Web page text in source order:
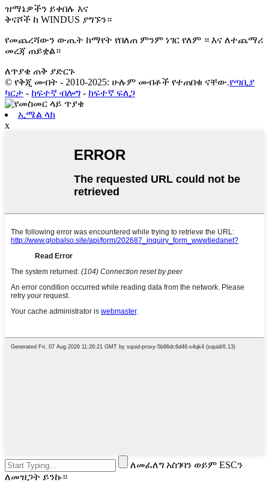
ዝማኔዎችን ይቀበሉ እና
ቅናሾች ከ WINDUS ያግኙን።
የመጨረሻውን ውጤት ከማየት የበለጠ ምንም ነገር የለም ። እና ለተጨማሪ
መረጃ ጠይቋል።
ለጥያቄ ጠቅ ያድርጉ
© የቅጂ መብት - 2010-2025: ሁሉም መብቶች የተጠበቁ ናቸው.የጣቢያ
ካርታ - ከፍተኛ ብሎግ - ከፍተኛ ፍለጋ
ኢሜል ላክ
x
ለመፈለግ አስገባን ወይም ESCን
ለመዝጋት ይንኩ።